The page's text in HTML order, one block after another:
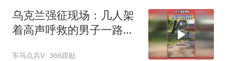
乌克兰强征现场：几人架
着高声呼救的男子一路小
车马点兵V 366跟贴